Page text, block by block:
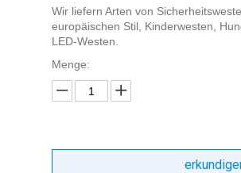
Wir liefern Arten von
europäischen Stil, Kinderwesten,
LED-Westen.
Menge: